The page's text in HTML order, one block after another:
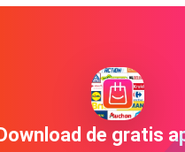
de gratis